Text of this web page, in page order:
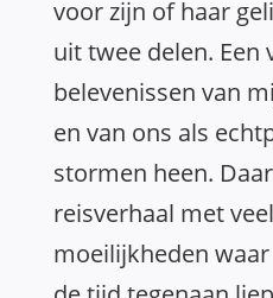
voor zijn of haar
uit twee delen. Een
belevenissen van
en van ons als
stormen heen.
reisverhaal met
moeilijkheden